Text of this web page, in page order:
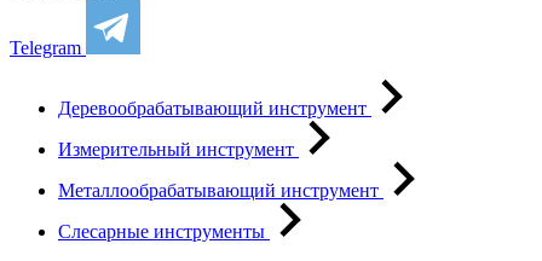
Telegram
Деревообрабатывающий инструмент
Измерительный инструмент
Металлообрабатывающий инструмент
Слесарные инструменты